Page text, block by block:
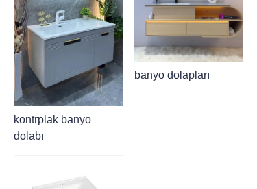
kontrplak banyo
dolabı
banyo dolapları